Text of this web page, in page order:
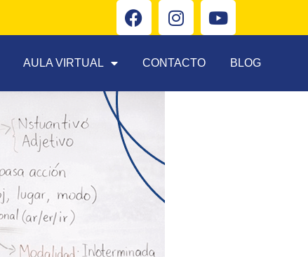
AULA VIRTUAL CONTACTO BLOG